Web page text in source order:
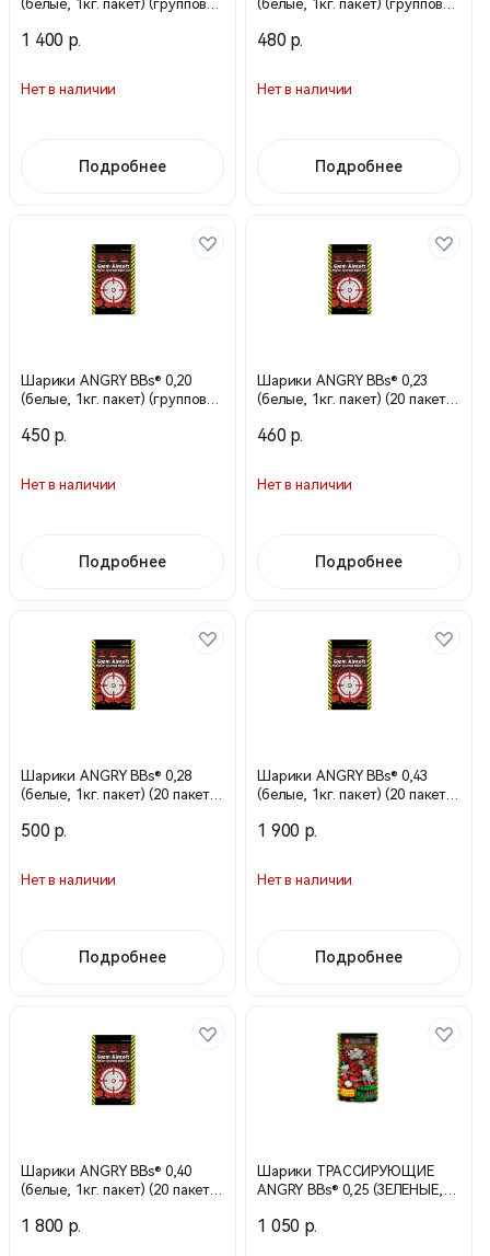
(белые, 1кг. пакет) (групповая
Taiwan
1 400 р.
Нет в наличии
Подробнее
(белые, 1кг. пакет) (групповая
Taiwan
480 р.
Нет в наличии
Подробнее
Шарики ANGRY BBs® 0,20
(белые, 1кг. пакет) (групповая
Taiwan
450 р.
Нет в наличии
Подробнее
Шарики ANGRY BBs® 0,23
(белые, 1кг. пакет) (20 пакетов
460 р.
Нет в наличии
Подробнее
Шарики ANGRY BBs® 0,28
(белые, 1кг. пакет) (20 пакетов
500 р.
Нет в наличии
Подробнее
Шарики ANGRY BBs® 0,43
(белые, 1кг. пакет) (20 пакетов
1 900 р.
Нет в наличии
Подробнее
Шарики ANGRY BBs® 0,40
(белые, 1кг. пакет) (20 пакетов
1 800 р.
Шарики ТРАССИРУЮЩИЕ
ANGRY BBs® 0,25 (ЗЕЛЕНЫЕ,
коробке) Taiwan AG-025TRG
1 050 р.